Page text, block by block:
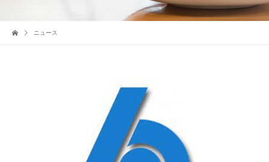
ニュース